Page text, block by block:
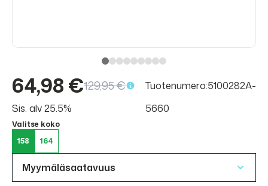
64,98 €129,95 €
Sis. alv 25.5%
Tuotenumero:5100282A-
5660
Valitse koko
158
164
Myymäläsaatavuus